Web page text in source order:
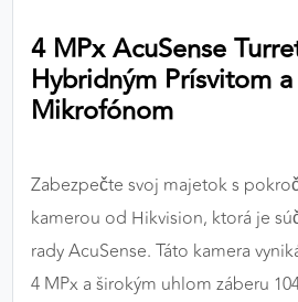
4 MPx AcuSense
Hybridným Prísvitom
Mikrofónom
Zabezpečte svoj majetok s
kamerou od Hikvision, ktorá je
rady AcuSense. Táto kamera
4 MPx a širokým uhlom záberu
Google Analytics
Poskytovateľ:
MARKETINGOVÉ
správania používateľov
stránkami. Umožňujú nám a